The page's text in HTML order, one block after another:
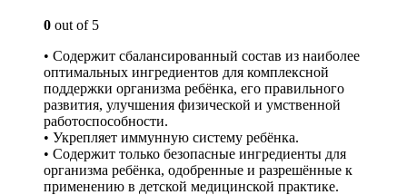
0 out of 5
• Содержит сбалансированный состав из наиболее
оптимальных ингредиентов для комплексной
поддержки организма ребёнка, его правильного
развития, улучшения физической и умственной
работоспособности.
• Укрепляет иммунную систему ребёнка.
• Содержит только безопасные ингредиенты для
организма ребёнка, одобренные и разрешённые к
применению в детской медицинской практике.